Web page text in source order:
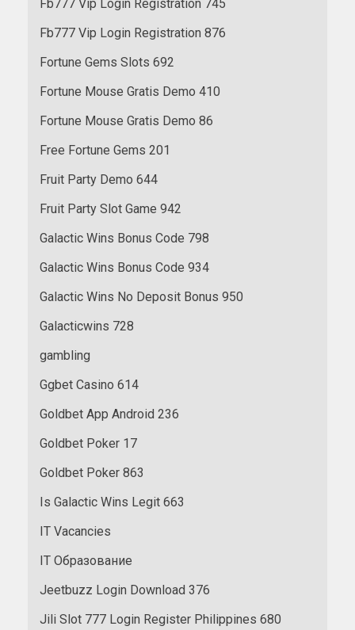
Fb777 Vip Login Registration 745
Fb777 Vip Login Registration 876
Fortune Gems Slots 692
Fortune Mouse Gratis Demo 410
Fortune Mouse Gratis Demo 86
Free Fortune Gems 201
Fruit Party Demo 644
Fruit Party Slot Game 942
Galactic Wins Bonus Code 798
Galactic Wins Bonus Code 934
Galactic Wins No Deposit Bonus 950
Galacticwins 728
gambling
Ggbet Casino 614
Goldbet App Android 236
Goldbet Poker 17
Goldbet Poker 863
Is Galactic Wins Legit 663
IT Vacancies
IT Образование
Jeetbuzz Login Download 376
Jili Slot 777 Login Register Philippines 680